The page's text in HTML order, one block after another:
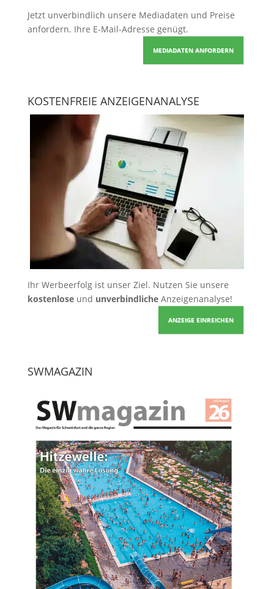
Jetzt unverbindlich unsere Mediadaten und Preise
anfordern. Ihre E-Mail-Adresse genügt.
MEDIADATEN ANFORDERN
KOSTENFREIE ANZEIGENANALYSE
Ihr Werbeerfolg ist unser Ziel. Nutzen Sie unsere
kostenloseund unverbindlicheAnzeigenanalyse!
ANZEIGE EINREICHEN
SWMAGAZIN